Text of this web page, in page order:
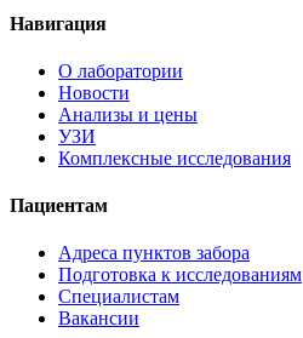
Навигация
О лаборатории
Новости
Анализы и цены
УЗИ
Комплексные исследования
Пациентам
Адреса пунктов забора
Подготовка к исследованиям
Специалистам
Вакансии